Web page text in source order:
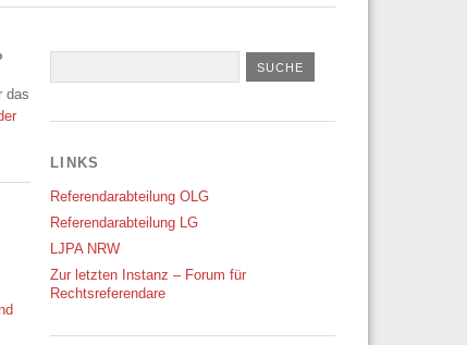
das
LINKS
Referendarabteilung OLG
Referendarabteilung LG
LJPA NRW
Zur letzten Instanz – Forum für
Rechtsreferendare